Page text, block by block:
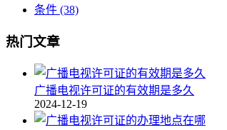
条件 (38)
热门文章
广播电视许可证的有效期是多久
2024-12-19